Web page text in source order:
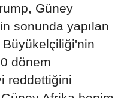
Güney
sonunda yapılan
Büyükelçiliği'nin
dönem
reddettiğini